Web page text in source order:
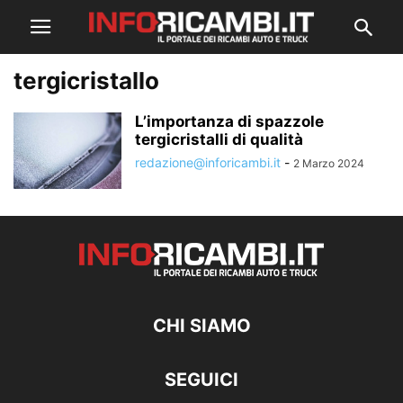
tergicristallo
L’importanza di spazzole
tergicristalli di qualità
redazione@inforicambi.it - 2 Marzo 2024
CHI SIAMO
SEGUICI